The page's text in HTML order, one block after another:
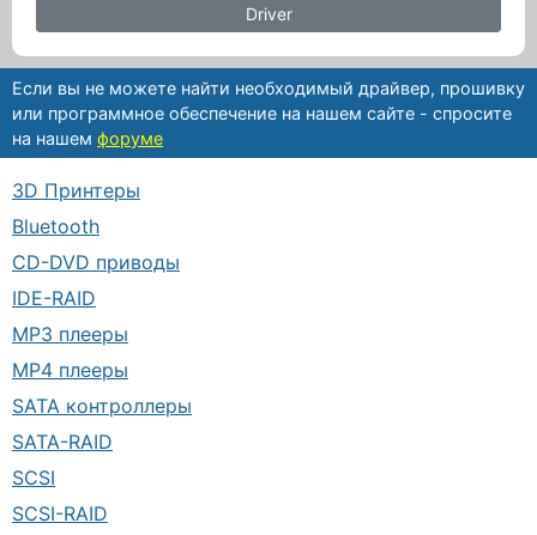
Driver
Если вы не можете найти необходимый драйвер, прошивку
или программное обеспечение на нашем сайте - спросите
на нашем форуме
3D Принтеры
Bluetooth
CD-DVD приводы
IDE-RAID
MP3 плееры
MP4 плееры
SATA контроллеры
SATA-RAID
SCSI
SCSI-RAID